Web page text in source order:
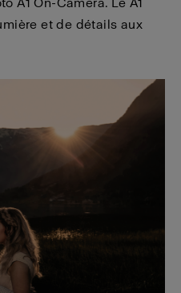
et de détails aux